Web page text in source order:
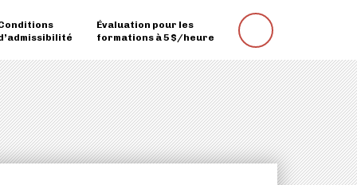
Évaluation pour les
formations à 5 $/heure
Rechercher
une
formation